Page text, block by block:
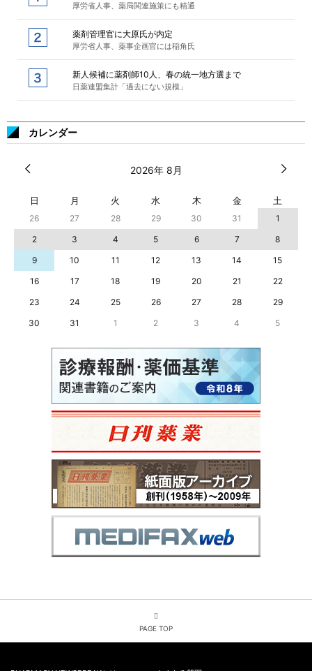
厚労省人事、薬局関連施策にも精通
薬剤管理官に大原氏が内定
厚労省人事、薬事企画官には稲角氏
新人候補に薬剤師10人、春の統一地方選まで
日薬連盟集計「過去にない規模」
カレンダー
2026年 8月
日 月 火 水 木 金 土
26 27 28 29 30 31
1
2
3 4 5 6 7
8
9
10 11 12 13 14
15
16
17 18 19 20 21
22
23
24 25 26 27 28
29
30
31 1 2 3 4 5
PAGE TOP